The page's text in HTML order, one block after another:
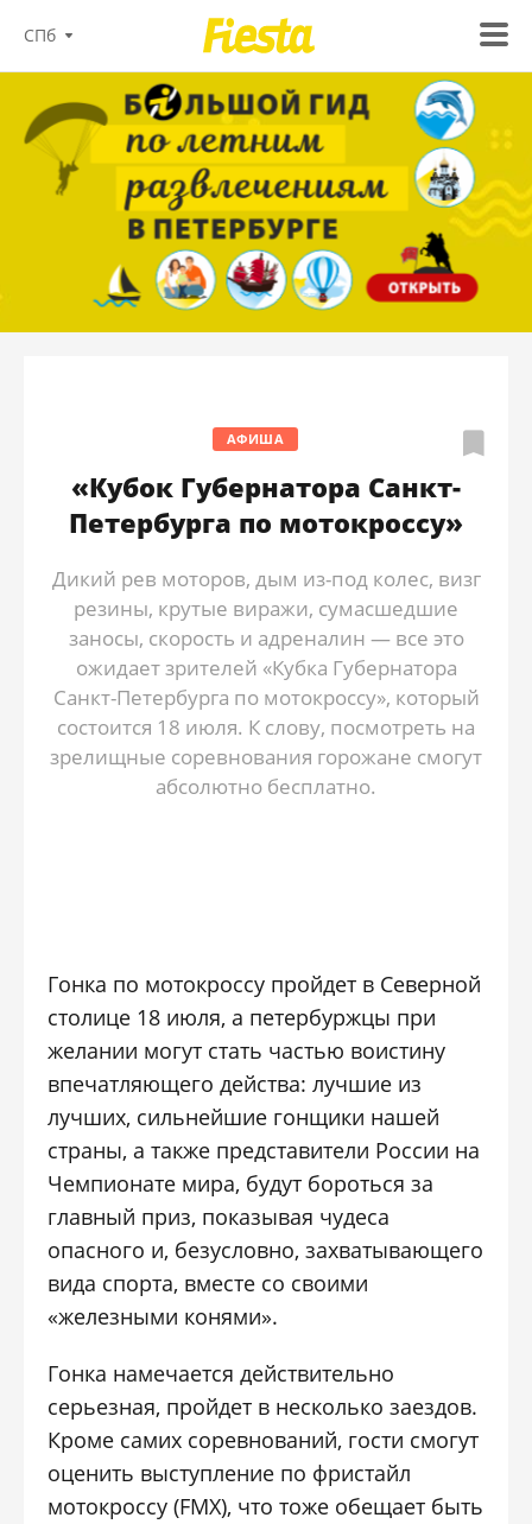
СПб
АФИША
«Кубок Губернатора Санкт-
Петербурга по мотокроссу»
Дикий рев моторов, дым из-под колес, визг
резины, крутые виражи, сумасшедшие
заносы, скорость и адреналин — все это
ожидает зрителей «Кубка Губернатора
Санкт-Петербурга по мотокроссу», который
состоится 18 июля. К слову, посмотреть на
зрелищные соревнования горожане смогут
абсолютно бесплатно.
Гонка по мотокроссу пройдет в Северной
столице 18 июля, а петербуржцы при
желании могут стать частью воистину
впечатляющего действа: лучшие из
лучших, сильнейшие гонщики нашей
страны, а также представители России на
Чемпионате мира, будут бороться за
главный приз, показывая чудеса
опасного и, безусловно, захватывающего
вида спорта, вместе со своими
«железными конями».
Гонка намечается действительно
серьезная, пройдет в несколько заездов.
Кроме самих соревнований, гости смогут
оценить выступление по фристайл
мотокроссу (FMX), что тоже обещает быть